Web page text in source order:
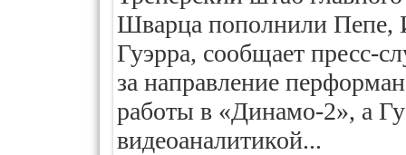
Шварца пополнили Пепе,
Гуэрра, сообщает пресс-
за направление
работы в «Динамо-2», а
видеоаналитикой...